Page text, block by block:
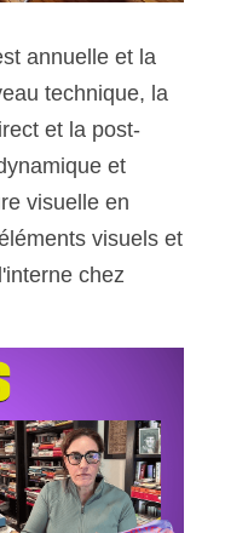
annuelle et la
technique, la
et la post-
et
visuelle en
visuels et
chez